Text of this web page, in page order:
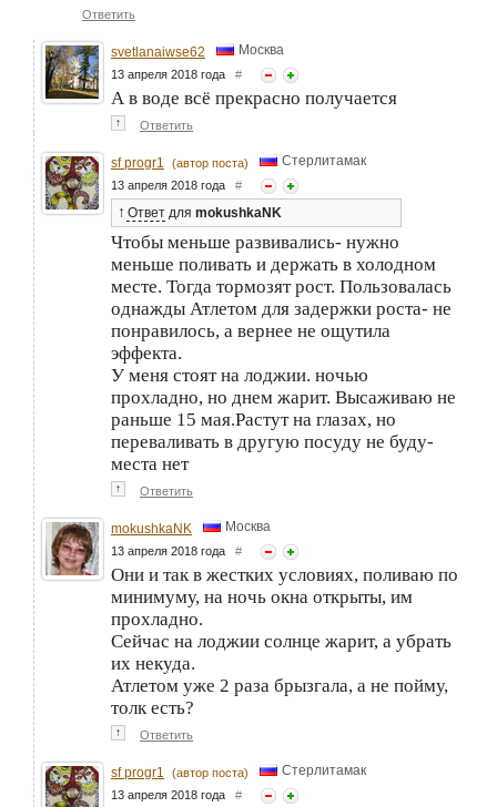
Ответить
svetlanaiwse62 Москва
13 апреля 2018 года #
А в воде всё прекрасно получается
↑ Ответить
sf progr1 (автор поста) Стерлитамак
13 апреля 2018 года #
↑ Ответ для mokushkaNK
Чтобы меньше развивались- нужно
меньше поливать и держать в холодном
месте. Тогда тормозят рост. Пользовалась
однажды Атлетом для задержки роста- не
понравилось, а вернее не ощутила
эффекта.
У меня стоят на лоджии. ночью
прохладно, но днем жарит. Высаживаю не
раньше 15 мая.Растут на глазах, но
переваливать в другую посуду не буду-
места нет
↑ Ответить
mokushkaNK Москва
13 апреля 2018 года #
Они и так в жестких условиях, поливаю по
минимуму, на ночь окна открыты, им
прохладно.
Сейчас на лоджии солнце жарит, а убрать
их некуда.
Атлетом уже 2 раза брызгала, а не пойму,
толк есть?
↑ Ответить
sf progr1 (автор поста) Стерлитамак
13 апреля 2018 года #